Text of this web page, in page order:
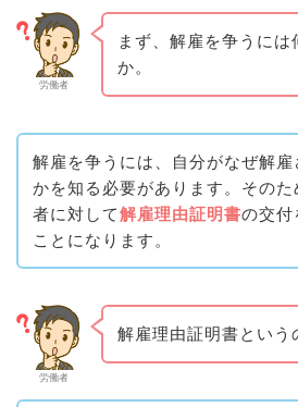
労働者
まず、解雇を争うに
か。
解雇を争うには、自分がなぜ解雇
かを知る必要があります。そのた
者に対して解雇理由証明書の交付
ことになります。
労働者
解雇理由証明書という